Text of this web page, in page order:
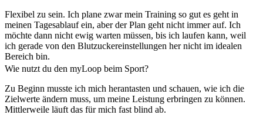
Flexibel zu sein. Ich plane zwar mein Training so gut es geht in
meinen Tagesablauf ein, aber der Plan geht nicht immer auf. Ich
möchte dann nicht ewig warten müssen, bis ich laufen kann, weil
ich gerade von den Blutzuckereinstellungen her nicht im idealen
Bereich bin.
Wie nutzt du den myLoop beim Sport?
Zu Beginn musste ich mich herantasten und schauen, wie ich die
Zielwerte ändern muss, um meine Leistung erbringen zu können.
Mittlerweile läuft das für mich fast blind ab.